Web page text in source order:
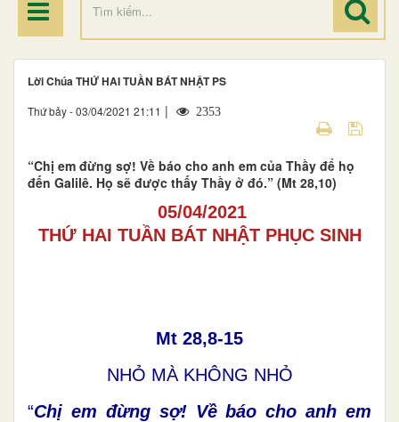
Lời Chúa THỨ HAI TUẦN BÁT NHẬT PS
Thứ bảy - 03/04/2021 21:11 | 2353
“Chị em đừng sợ! Về báo cho anh em của Thầy để họ
đến Galilê. Họ sẽ được thấy Thầy ở đó.” (Mt 28,10)
05/04/2021
THỨ HAI TUẦN BÁT NHẬT PHỤC SINH
Mt 28,8-15
NHỎ MÀ KHÔNG NHỎ
“Chị em đừng sợ! Về báo cho anh em